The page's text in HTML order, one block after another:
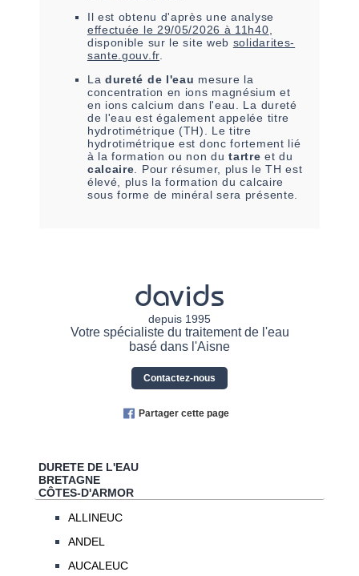
Il est obtenu d'après une analyse
effectuée le 29/05/2026 à 11h40
disponible sur le site web solidarites-
sante.gouv.fr.
La dureté de l'eau mesure la
concentration en ions magnésium et
en ions calcium dans l'eau. La dureté
de l'eau est également appelée titre
hydrotimétrique (TH). Le titre
hydrotimétrique est donc fortement lié
à la formation ou non dutartre et du
calcaire . Pour résumer, plus le TH est
élevé, plus la formation du calcaire
sous forme de minéral sera présente.
davids
depuis 1995
Votre spécialiste du traitement de l'eau
basé dans l'Aisne
Contactez-nous
Partager cette page
DURETE DE L'EAU
BRETAGNE
CÔTES-D'ARMOR
ALLINEUC
ANDEL
AUCALEUC